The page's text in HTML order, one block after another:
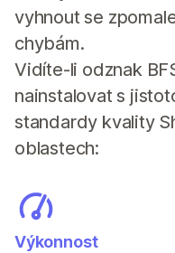
vyhnout se
chybám.
Vidíte-li odznak
nainstalovat s
standardy kvality
oblastech:
Výkonnost